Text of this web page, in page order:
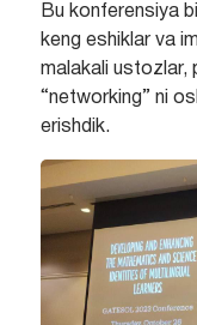
Bu konferensiya
keng eshiklar va
malakali ustozlar,
“networking” ni
erishdik.